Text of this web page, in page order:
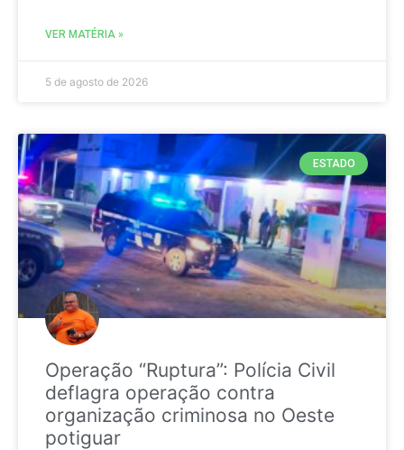
VER MATÉRIA »
5 de agosto de 2026
ESTADO
Operação “Ruptura”: Polícia Civil
deflagra operação contra
organização criminosa no Oeste
potiguar